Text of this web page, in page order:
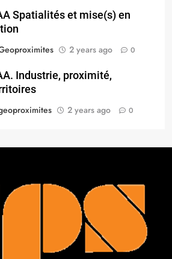
Spatialités et mise(s) en
2 years ago 0
Industrie, proximité,
2 years ago 0